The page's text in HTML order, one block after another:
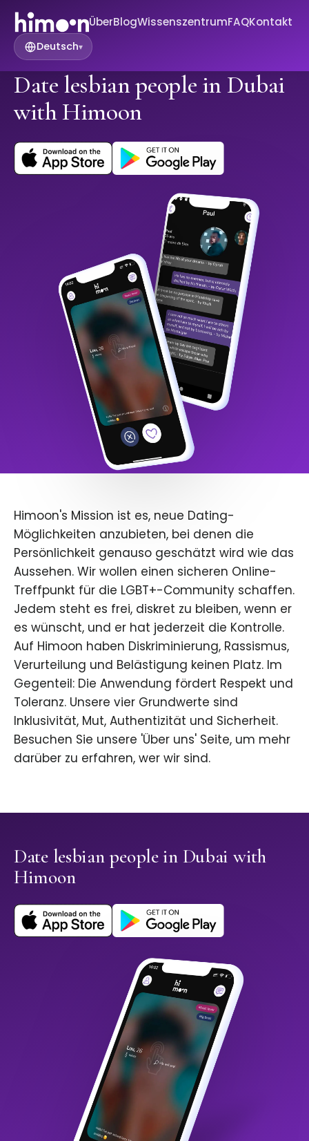
ÜberBlogWissenszentrumFAQKontakt
Deutsch▾
Date lesbian people in Dubai
with Himoon
Himoon's Mission ist es, neue Dating-
Möglichkeiten anzubieten, bei denen die
Persönlichkeit genauso geschätzt wird wie das
Aussehen. Wir wollen einen sicheren Online-
Treffpunkt für die LGBT+-Community schaffen.
Jedem steht es frei, diskret zu bleiben, wenn er
es wünscht, und er hat jederzeit die Kontrolle.
Auf Himoon haben Diskriminierung, Rassismus,
Verurteilung und Belästigung keinen Platz. Im
Gegenteil: Die Anwendung fördert Respekt und
Toleranz. Unsere vier Grundwerte sind
Inklusivität, Mut, Authentizität und Sicherheit.
Besuchen Sie unsere 'Über uns' Seite, um mehr
darüber zu erfahren, wer wir sind.
Date lesbian people in Dubai with
Himoon